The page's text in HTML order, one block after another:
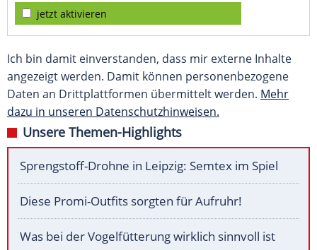
jetzt aktivieren
Ich bin damit einverstanden, dass mir externe Inhalte
angezeigt werden. Damit können personenbezogene
Daten an Drittplattformen übermittelt werden. Mehr
dazu in unseren Datenschutzhinweisen.
Unsere Themen-Highlights
Sprengstoff-Drohne in Leipzig: Semtex im Spiel
Diese Promi-Outfits sorgten für Aufruhr!
Was bei der Vogelfütterung wirklich sinnvoll ist